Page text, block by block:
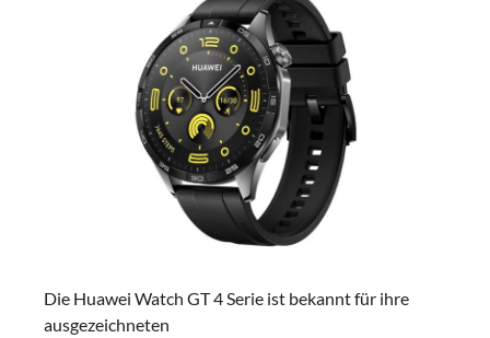
Die Huawei Watch GT 4 Serie ist bekannt für ihre
ausgezeichneten